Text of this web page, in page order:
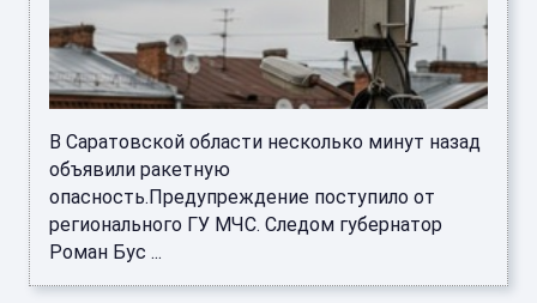
В Саратовской области несколько минут назад
объявили ракетную
опасность.Предупреждение поступило от
регионального ГУ МЧС. Следом губернатор
Роман Бус ...